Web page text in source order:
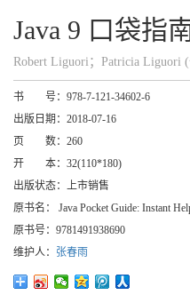
Java 9 口袋指
Robert Liguori；Patricia
书 号： 978-7-121-34602-6
出版日期： 2018-07-16
页 数： 260
开 本： 32(110*180)
出版状态： 上市销售
原书名：
Java Pocket Guide: Instant
原书号： 9781491938690
维护人： 张春雨